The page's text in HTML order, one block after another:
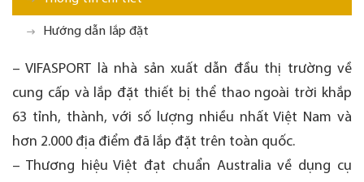
Hướng dẫn lắp đặt
– VIFASPORT là nhà sản xuất dẫn đầu thị trường về
cung cấp và lắp đặt thiết bị thể thao ngoài trời khắp
63 tỉnh, thành, với số lượng nhiều nhất Việt Nam và
hơn 2.000 địa điểm đã lắp đặt trên toàn quốc.
– Thương hiệu Việt đạt chuẩn Australia về dụng cụ